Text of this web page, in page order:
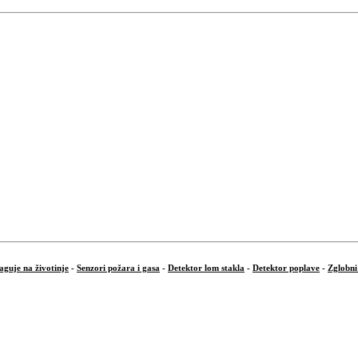
na životinje - Senzori požara i gasa - Detektor lom stakla - Detektor poplave - Zglobni